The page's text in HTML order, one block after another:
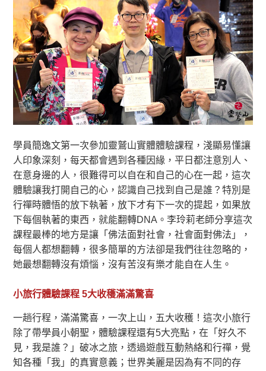
學員簡逸文第一次參加靈鷲山實體體驗課程，淺顯易懂讓
人印象深刻，每天都會遇到各種因緣，平日都注意別人、
在意身邊的人，很難得可以自在和自己的心在一起，這次
體驗讓我打開自己的心，認識自己找到自己是誰？特別是
行禪時體悟的放下執著，放下才有下一次的提起，如果放
下每個執著的東西，就能翻轉DNA。李玲莉老師分享這次
課程最棒的地方是讓「佛法面對社會，社會面對佛法」，
每個人都想翻轉，很多簡單的方法卻是我們往往忽略的，
她最想翻轉沒有煩惱，沒有苦沒有樂才能自在人生。
小旅行體驗課程 5大收穫滿滿驚喜
一趟行程，滿滿驚喜，一次上山，五大收穫！這次小旅行
除了帶學員小朝聖，體驗課程還有5大亮點，在「好久不
見，我是誰？」破冰之旅，透過遊戲互動熱絡和行禪，覺
知各種「我」的真實意義；世界美麗是因為有不同的存